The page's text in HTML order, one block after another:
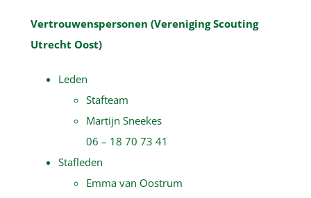
Vertrouwenspersonen (Vereniging Scouting
Utrecht Oost)
Leden
Stafteam
Martijn Sneekes
06 – 18 70 73 41
Stafleden
Emma van Oostrum